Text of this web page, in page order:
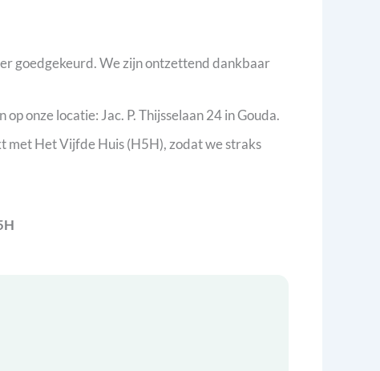
goedgekeurd. We zijn ontzettend dankbaar
onze locatie: Jac. P. Thijsselaan 24 in Gouda.
met Het Vijfde Huis (H5H), zodat we straks